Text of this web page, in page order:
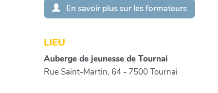
En savoir plus sur les formateurs
LIEU
Auberge de jeunesse de Tournai
Rue Saint-Martin, 64 - 7500 Tournai